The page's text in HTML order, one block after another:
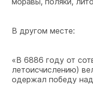
В другом месте:
«В 6886 году от
летоисчислению)
одержал победу